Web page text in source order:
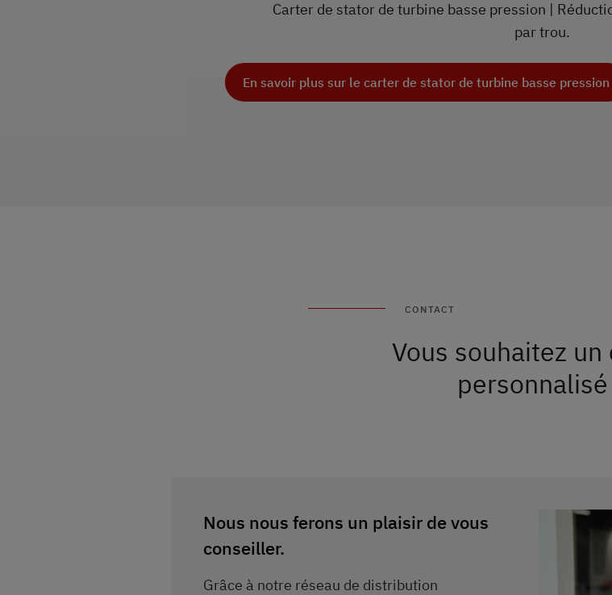
Carter de stator de turbine basse pression |
par trou.
En savoir plus sur le carter de stator de turbine basse pression
En savoir plus sur les composants d’hélicoptères
En savoir plus sur les composants d’avion
CONTACT
Vous souhaitez
personnalisé
Nous nous ferons un plaisir de vous
conseiller.
Grâce à notre réseau de distribution